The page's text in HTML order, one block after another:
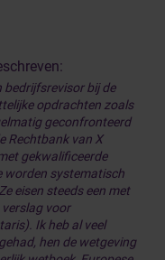
bedrijfsrevisor bij de
opdrachten zoals
geconfronteerd
Rechtbank van X
gekwalificeerde
worden systematisch
eisen steeds een met
voor
Ik heb al veel
hen de wetgeving